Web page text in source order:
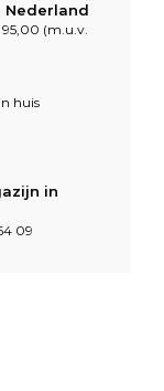
Nederland
(m.u.v.
huis
in
09